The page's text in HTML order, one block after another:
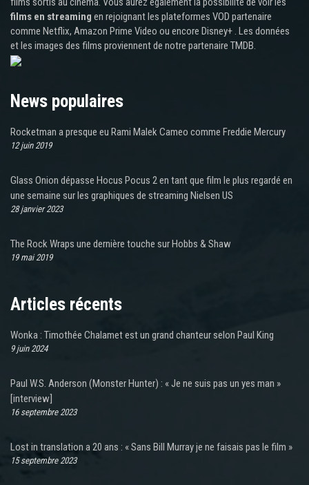
films en streaming en rejoignant les plateformes VOD partenaire
comme Netflix, Amazon Prime Video ou encore Disney+ . Les données
et les images des films proviennent de notre partenaire TMDB.
News populaires
Rocketman a presque eu Rami Malek Cameo comme Freddie Mercury
12 juin 2019
Glass Onion dépasse Hocus Pocus 2 en tant que film le plus regardé en
une semaine sur les graphiques de streaming Nielsen US
28 janvier 2023
The Rock Wraps une dernière touche sur Hobbs & Shaw
19 mai 2019
Articles récents
Wonka : Timothée Chalamet est un grand chanteur selon Paul King
9 juin 2024
Paul W.S. Anderson (Monster Hunter) : « Je ne suis pas un yes man »
[interview]
16 septembre 2023
Lost in translation a 20 ans : « Sans Bill Murray je ne faisais pas le film »
15 septembre 2023